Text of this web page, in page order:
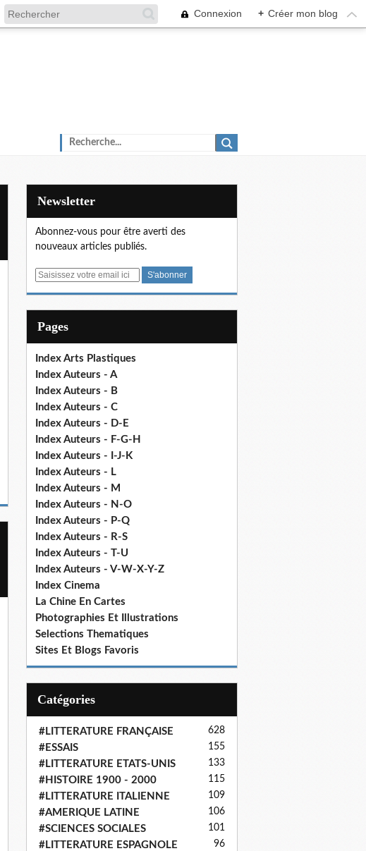
Connexion + Créer mon blog
Newsletter
Abonnez-vous pour être averti des
nouveaux articles publiés.
E
Pages
Index Arts Plastiques
Index Auteurs - A
Index Auteurs - B
Index Auteurs - C
Index Auteurs - D-E
Index Auteurs - F-G-H
Index Auteurs - I-J-K
Index Auteurs - L
Index Auteurs - M
Index Auteurs - N-O
Index Auteurs - P-Q
Index Auteurs - R-S
Index Auteurs - T-U
Index Auteurs - V-W-X-Y-Z
Index Cinema
La Chine En Cartes
Photographies Et Illustrations
Selections Thematiques
Sites Et Blogs Favoris
Catégories
#LITTERATURE FRANÇAISE 628
#ESSAIS 155
#LITTERATURE ETATS-UNIS 133
#HISTOIRE 1900 - 2000 115
#LITTERATURE ITALIENNE 109
#AMERIQUE LATINE 106
#SCIENCES SOCIALES 101
#LITTERATURE ESPAGNOLE 96